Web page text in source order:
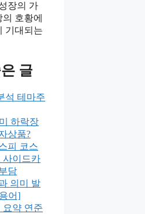
장의 가
호황에
기대되는
글
석 테마주
하락장
상품?
피 코스
사이드카
담
의미 발
어]
요약 연준